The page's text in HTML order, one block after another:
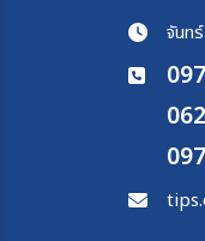
28 ม.ค. 70 - 31 ม.ค. 70
09 ก.พ. 70 - 12 ก.พ. 70
15 ก.พ. 70 - 18 ก.พ. 70
23 ก.พ. 70 - 26 ก.พ. 70
25 ก.พ. 70 - 28 ก.พ. 70
28 ก.พ. 70 - 03 มี.ค. 70
จันท